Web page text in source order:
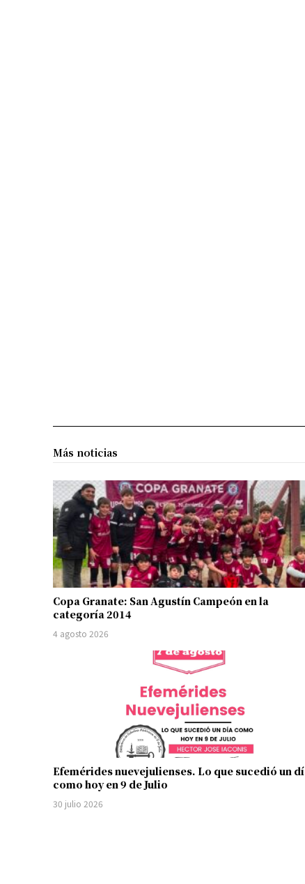
Más noticias
Copa Granate: San Agustín Campeón en la
categoría 2014
4 agosto 2026
Efemérides nuevejulienses. Lo que sucedió un
como hoy en 9 de Julio
30 julio 2026